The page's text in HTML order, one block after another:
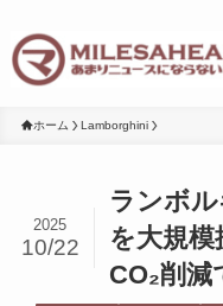
ホーム Lamborghini
ランボ
を大規
CO₂削
2025
10/22